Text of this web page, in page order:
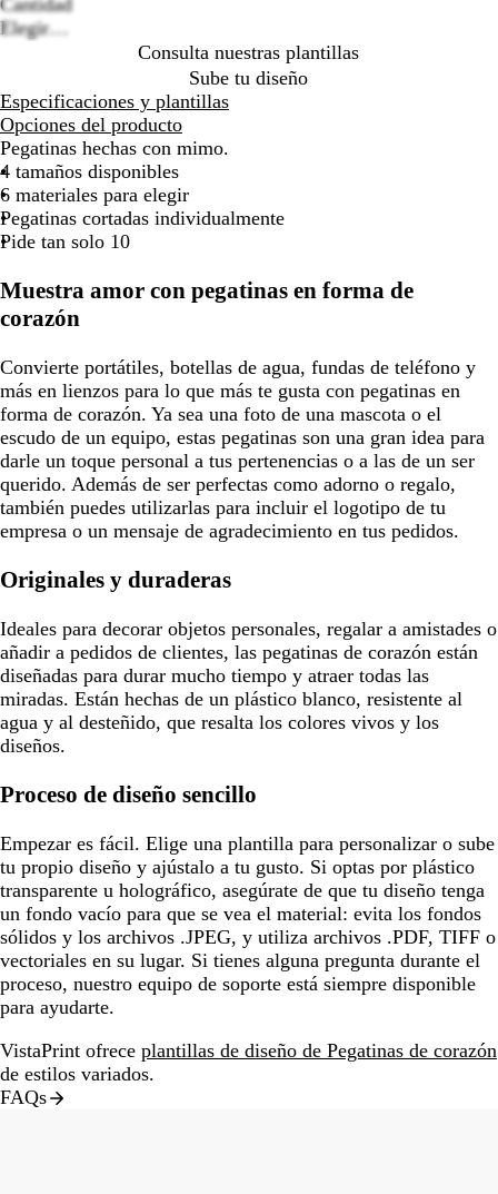
imagen
imagen
Cantidad
Elegir…
Consulta nuestras plantillas
Sube tu diseño
Especificaciones y plantillas
Opciones del producto
Pegatinas hechas con mimo.
4 tamaños disponibles
6 materiales para elegir
Pegatinas cortadas individualmente
Pide tan solo 10
Muestra amor con pegatinas en forma de
corazón
Convierte portátiles, botellas de agua, fundas de teléfono y
más en lienzos para lo que más te gusta con pegatinas en
forma de corazón. Ya sea una foto de una mascota o el
escudo de un equipo, estas pegatinas son una gran idea para
darle un toque personal a tus pertenencias o a las de un ser
querido. Además de ser perfectas como adorno o regalo,
también puedes utilizarlas para incluir el logotipo de tu
empresa o un mensaje de agradecimiento en tus pedidos.
Originales y duraderas
Ideales para decorar objetos personales, regalar a amistades o
añadir a pedidos de clientes, las pegatinas de corazón están
diseñadas para durar mucho tiempo y atraer todas las
miradas. Están hechas de un plástico blanco, resistente al
agua y al desteñido, que resalta los colores vivos y los
diseños.
Proceso de diseño sencillo
Empezar es fácil. Elige una plantilla para personalizar o sube
tu propio diseño y ajústalo a tu gusto. Si optas por plástico
transparente u holográfico, asegúrate de que tu diseño tenga
un fondo vacío para que se vea el material: evita los fondos
sólidos y los archivos .JPEG, y utiliza archivos .PDF, TIFF o
vectoriales en su lugar. Si tienes alguna pregunta durante el
proceso, nuestro equipo de soporte está siempre disponible
para ayudarte.
VistaPrint ofrece plantillas de diseño de Pegatinas de corazón
de estilos variados.
FAQs